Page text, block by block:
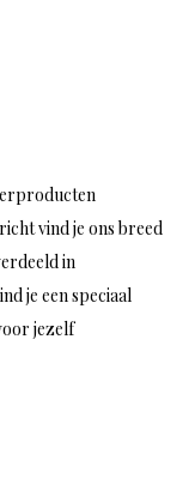
vind je ons breed
in
je een speciaal
jezelf